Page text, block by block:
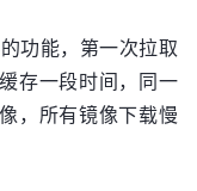
功能，第一次拉取
存一段时间，同一
，所有镜像下载慢